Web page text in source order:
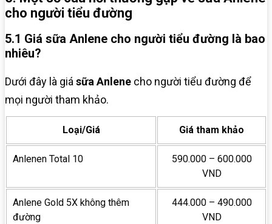
cho người tiểu đường
5.1 Giá sữa Anlene cho người tiểu đường là bao
nhiêu?
Dưới đây là giá sữa Anlene cho người tiểu đường để
mọi người tham khảo.
Loại/Giá Giá tham khảo
Anlenen Total 10
590.000 – 600.000
VND
Anlene Gold 5X không thêm
đường
444.000 – 490.000
VND